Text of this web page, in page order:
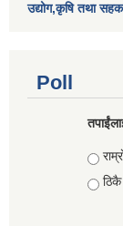
उद्योग,कृषि तथा
Poll
ठिकै